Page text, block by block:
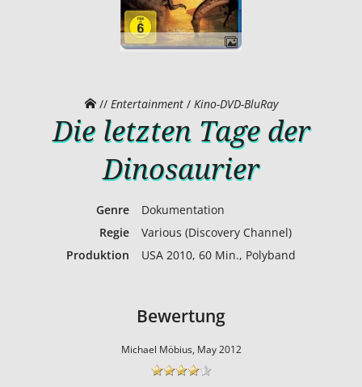
// Entertainment/ Kino-DVD-BluRay
Die letzten Tage der
Dinosaurier
Genre
Dokumentation
Regie
Various (Discovery Channel)
Produktion
USA 2010, 60 Min., Polyband
Bewertung
Michael Möbius, May 2012